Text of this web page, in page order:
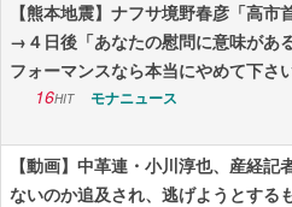
【熊本地震】ナフサ境野春彦「高市
→４日後「あなたの慰問に意味があ
フォーマンスなら本当にやめて下さ
16HIT モナニュース
【動画】中革連・小川淳也、産経
ないのか追及され、逃げようとする